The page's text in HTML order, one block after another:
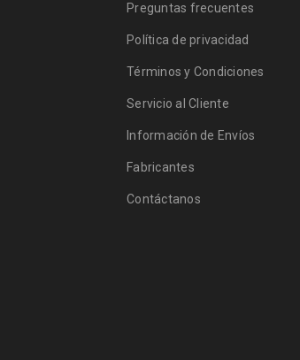
Preguntas frecuentes
Política de privacidad
Términos y Condiciones
Servicio al Cliente
Información de Envíos
Fabricantes
Contáctanos